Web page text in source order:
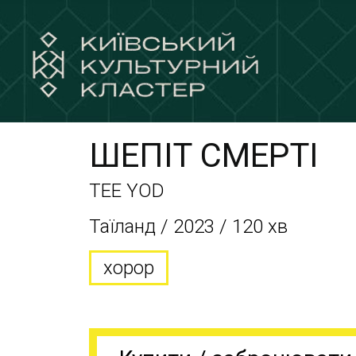
ШЕПІТ СМЕРТІ
TEE YOD
Таїланд / 2023 / 120 хв
хорор